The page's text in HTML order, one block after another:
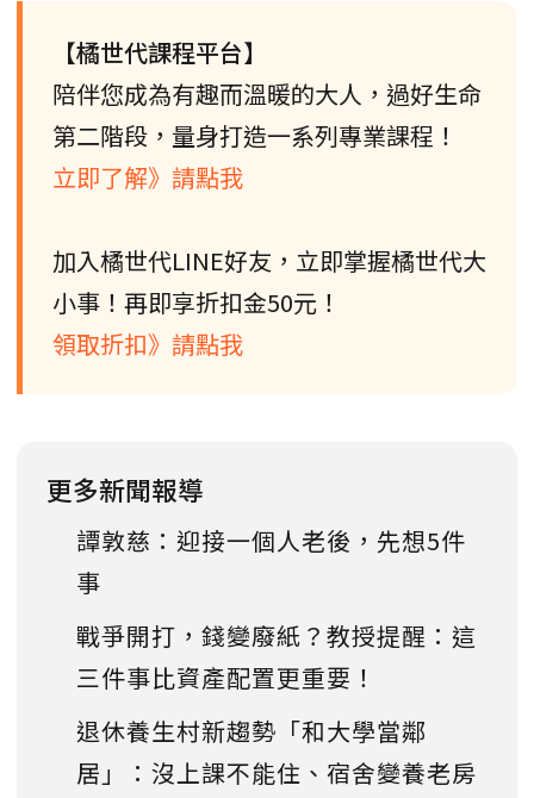
【橘世代課程平台】
陪伴您成為有趣而溫暖的大人，過好生命
第二階段，量身打造一系列專業課程！
立即了解》請點我
加入橘世代LINE好友，立即掌握橘世代大
小事！再即享折扣金50元！
領取折扣》請點我
更多新聞報導
譚敦慈：迎接一個人老後，先想5件
事
戰爭開打，錢變廢紙？教授提醒：這
三件事比資產配置更重要！
退休養生村新趨勢「和大學當鄰
居」：沒上課不能住、宿舍變養老房